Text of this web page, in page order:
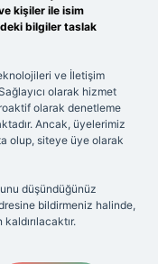
kişiler ile isim
bilgiler taslak
ve İletişim
olarak hizmet
olarak denetleme
Ancak, üyelerimiz
olup, siteye üye olarak
düşündüğünüz
bildirmeniz halinde,